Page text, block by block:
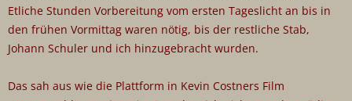
Etliche Stunden Vorbereitung vom ersten Tageslicht an bis in
den frühen Vormittag waren nötig, bis der restliche Stab,
Johann Schuler und ich hinzugebracht wurden.
Das sah aus wie die Plattform in Kevin Costners Film